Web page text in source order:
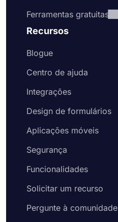
Ferramentas gratuitas
Recursos
Blogue
Centro de ajuda
Integrações
Design de formulários
Aplicações móveis
Segurança
Funcionalidades
Solicitar um recurso
Pergunte à comunidade